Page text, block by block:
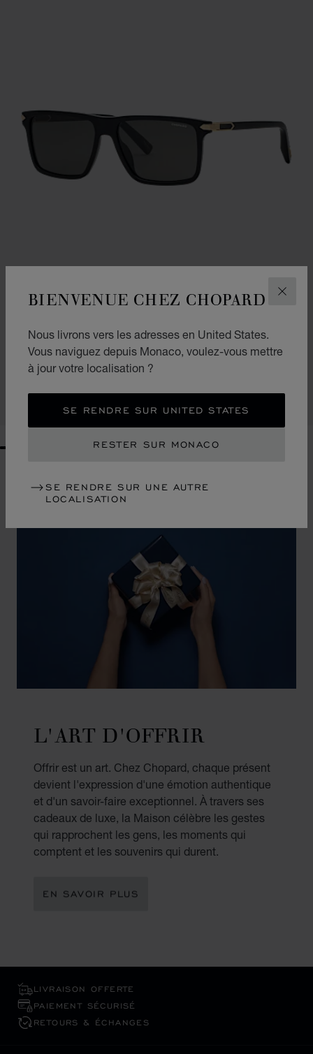
BIENVENUE CHEZ CHOPARD
Nous livrons vers les adresses en United States.
Vous naviguez depuis Monaco, voulez-vous mettre
à jour votre localisation ?
SE RENDRE SUR UNITED STATES
RESTER SUR MONACO
SE RENDRE SUR UNE AUTRE
LOCALISATION
CLASSIC RACING
NOIR BRILLANT
ACHETER
L'ART D'OFFRIR
Offrir est un art. Chez Chopard, chaque présent
devient l'expression d'une émotion authentique
et d'un savoir-faire exceptionnel. À travers ses
cadeaux de luxe, la Maison célèbre les gestes
qui rapprochent les gens, les moments qui
comptent et les souvenirs qui durent.
EN SAVOIR PLUS
LIVRAISON OFFERTE
PAIEMENT SÉCURISÉ
RETOURS & ÉCHANGES